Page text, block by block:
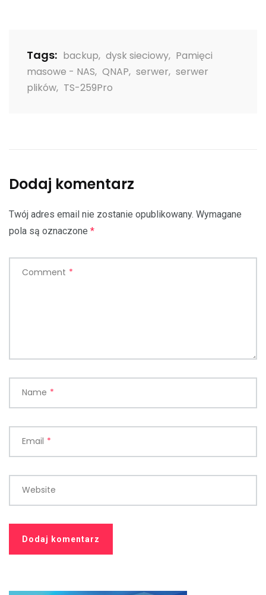
Tags: backup, dysk sieciowy, Pamięci
masowe - NAS, QNAP, serwer, serwer
plików, TS-259Pro
Dodaj komentarz
Twój adres email nie zostanie opublikowany. Wymagane
pola są oznaczone *
Comment *
Name *
Email *
Website